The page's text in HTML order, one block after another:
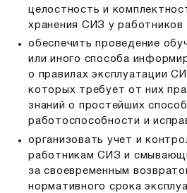
целостность и
хранения СИЗ у работников
обеспечить проведение
или иного способа
о правилах эксплуатации
которых требует от них
знаний о простейших
работоспособности и
организовать учет и
работникам СИЗ и
за своевременным
нормативного срока